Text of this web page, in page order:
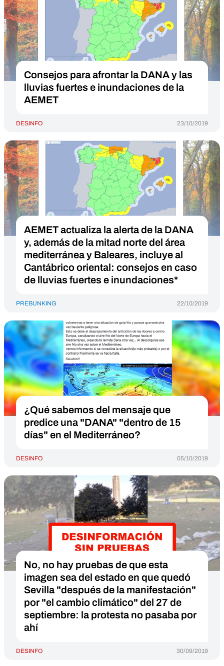
Consejos para afrontar la DANA y las
lluvias fuertes e inundaciones de la
AEMET
DESINFO 23/10/2019
AEMET actualiza la alerta de la DANA
y, además de la mitad norte del área
mediterránea y Baleares, incluye al
Cantábrico oriental: consejos en caso
de lluvias fuertes e inundaciones*
PREBUNKING 22/10/2019
¿Qué sabemos del mensaje que
predice una "DANA" "dentro de 15
días" en el Mediterráneo?
DESINFO 05/10/2019
No, no hay pruebas de que esta
imagen sea del estado en que quedó
Sevilla "después de la manifestación"
por "el cambio climático" del 27 de
septiembre: la protesta no pasaba por
ahí
DESINFO 30/09/2019